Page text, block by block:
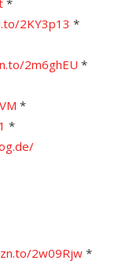
2KY3p13 *
2m6ghEU *
*
*
2w09Rjw*